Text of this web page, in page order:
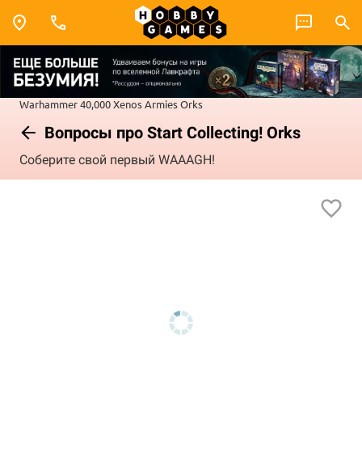
Warhammer 40,000Xenos ArmiesOrks
Вопросы про Start Collecting! Orks
Соберите свой первый WAAAGH!